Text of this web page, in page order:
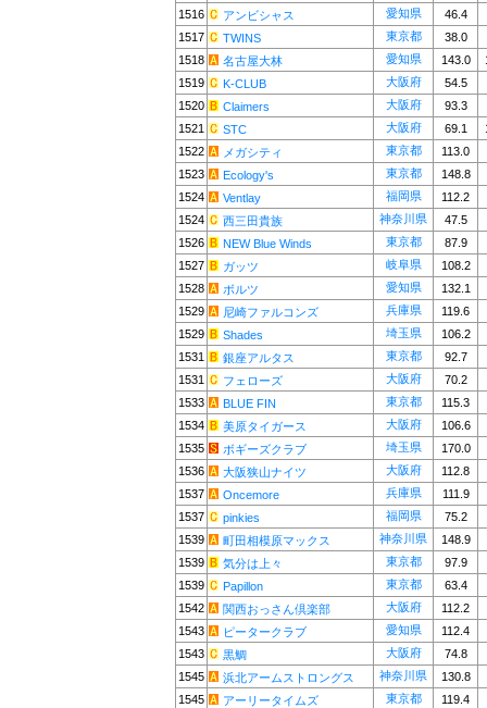
1516
アンビシャス 愛知県
46.4
1517
TWINS 東京都
38.0
1518
名古屋大林 愛知県 143.0
1519
K-CLUB 大阪府
54.5
1520
Claimers 大阪府
93.3
1521
STC 大阪府 69.1
1522
メガシティ 東京都
113.0
1523
Ecology's 東京都
148.8
1524
Ventlay 福岡県
112.2
1524
西三田貴族 神奈川県
47.5
1526
NEW Blue Winds 東京都
87.9
1527
ガッツ 岐阜県
108.2
1528
ボルツ 愛知県
132.1
1529
尼崎ファルコンズ 兵庫県
119.6
1529
Shades 埼玉県
106.2
1531
銀座アルタス 東京都
92.7
1531
フェローズ 大阪府
70.2
1533
BLUE FIN 東京都
115.3
1534
美原タイガース 大阪府
106.6
1535
ボギーズクラブ 埼玉県
170.0
1536
大阪狭山ナイツ 大阪府
112.8
1537
Oncemore 兵庫県
111.9
1537
pinkies 福岡県
75.2
1539
町田相模原マックス 神奈川県
148.9
1539
気分は上々 東京都
97.9
1539
Papillon 東京都
63.4
1542
関西おっさん倶楽部 大阪府
112.2
1543
ピータークラブ 愛知県
112.4
1543
黒鯛 大阪府
74.8
1545
浜北アームストロングス 神奈川県
130.8
1545
アーリータイムズ 東京都
119.4